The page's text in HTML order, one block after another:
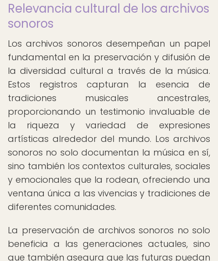
Relevancia cultural de los archivos
sonoros
Los archivos sonoros desempeñan un papel
fundamental en la preservación y difusión de
la diversidad cultural a través de la música.
Estos registros capturan la esencia de
tradiciones musicales ancestrales,
proporcionando un testimonio invaluable de
la riqueza y variedad de expresiones
artísticas alrededor del mundo. Los archivos
sonoros no solo documentan la música en sí,
sino también los contextos culturales, sociales
y emocionales que la rodean, ofreciendo una
ventana única a las vivencias y tradiciones de
diferentes comunidades.
La preservación de archivos sonoros no solo
beneficia a las generaciones actuales, sino
que también asegura que las futuras puedan